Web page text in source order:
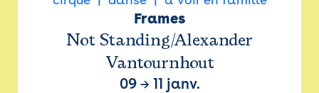
Frames
Not Standing/Alexander
Vantournhout
09→ 11 janv.